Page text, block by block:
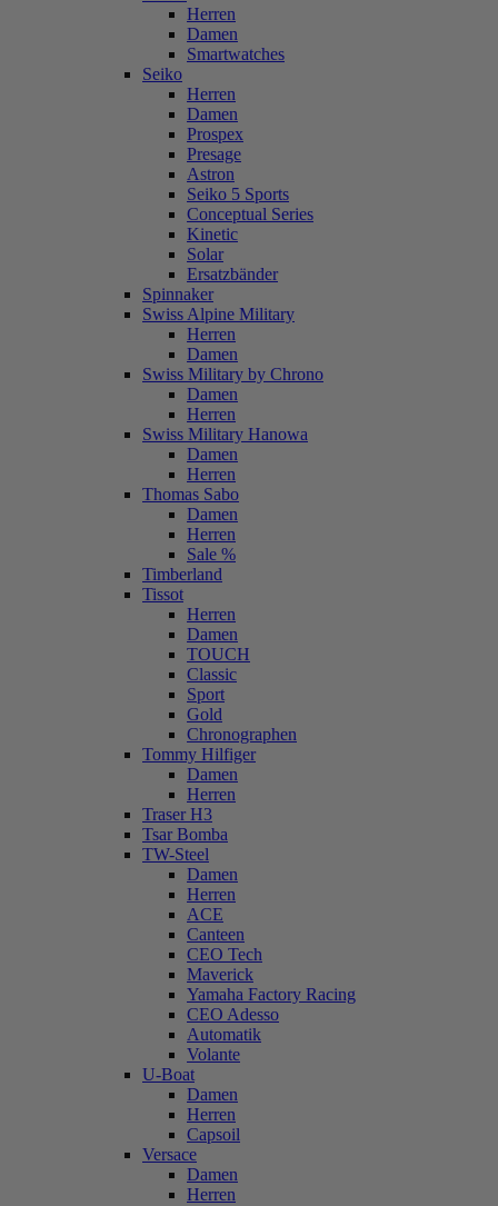
Herren
Damen
Smartwatches
Seiko
Herren
Damen
Prospex
Presage
Astron
Seiko 5 Sports
Conceptual Series
Kinetic
Solar
Ersatzbänder
Spinnaker
Swiss Alpine Military
Herren
Damen
Swiss Military by Chrono
Damen
Herren
Swiss Military Hanowa
Damen
Herren
Thomas Sabo
Damen
Herren
Sale %
Timberland
Tissot
Herren
Damen
TOUCH
Classic
Sport
Gold
Chronographen
Tommy Hilfiger
Damen
Herren
Traser H3
Tsar Bomba
TW-Steel
Damen
Herren
ACE
Canteen
CEO Tech
Maverick
Yamaha Factory Racing
CEO Adesso
Automatik
Volante
U-Boat
Damen
Herren
Capsoil
Versace
Damen
Herren